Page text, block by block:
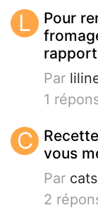
L
Pour
Par
1
C
vous
Par
2